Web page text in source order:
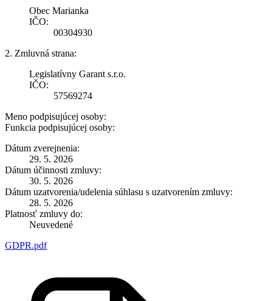
Obec Marianka
IČO:
00304930
2. Zmluvná strana:
Legislatívny Garant s.r.o.
IČO:
57569274
Meno podpisujúcej osoby:
Funkcia podpisujúcej osoby:
Dátum zverejnenia:
29. 5. 2026
Dátum účinnosti zmluvy:
30. 5. 2026
Dátum uzatvorenia/udelenia súhlasu s uzatvorením zmluvy:
28. 5. 2026
Platnosť zmluvy do:
Neuvedené
GDPR.pdf